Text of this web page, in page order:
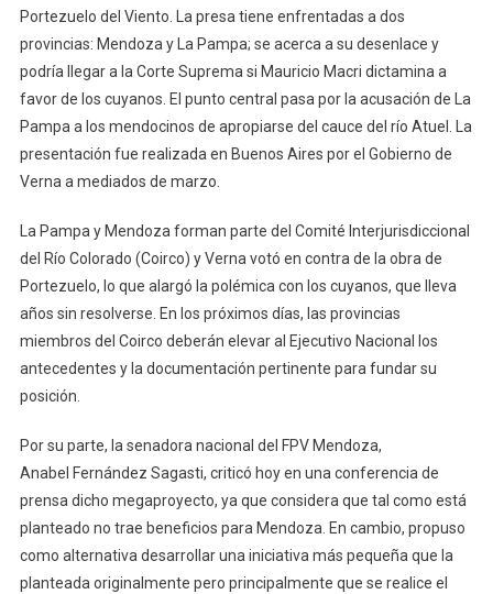
Portezuelo del Viento. La presa tiene enfrentadas a dos
provincias: Mendoza y La Pampa; se acerca a su desenlace y
podría llegar a la Corte Suprema si Mauricio Macri dictamina a
favor de los cuyanos. El punto central pasa por la acusación de La
Pampa a los mendocinos de apropiarse del cauce del río Atuel. La
presentación fue realizada en Buenos Aires por el Gobierno de
Verna a mediados de marzo.
La Pampa y Mendoza forman parte del Comité Interjurisdiccional
del Río Colorado (Coirco) y Verna votó en contra de la obra de
Portezuelo, lo que alargó la polémica con los cuyanos, que lleva
años sin resolverse. En los próximos días, las provincias
miembros del Coirco deberán elevar al Ejecutivo Nacional los
antecedentes y la documentación pertinente para fundar su
posición.
Por su parte, la senadora nacional del FPV Mendoza,
Anabel Fernández Sagasti, criticó hoy en una conferencia de
prensa dicho megaproyecto, ya que considera que tal como está
planteado no trae beneficios para Mendoza. En cambio, propuso
como alternativa desarrollar una iniciativa más pequeña que la
planteada originalmente pero principalmente que se realice el